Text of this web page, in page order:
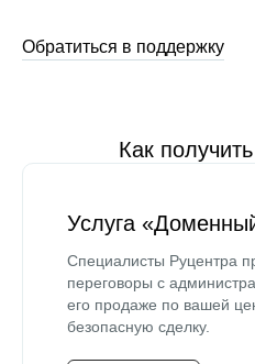
Обратиться в поддержку
Как
Услуга
Специалисты Руцентра
переговоры с
его продаже по вашей
безопасную сделку.